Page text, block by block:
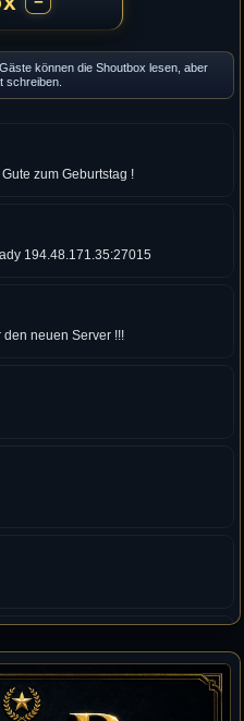
können die Shoutbox lesen, aber
schreiben.
zum Geburtstag !
194.48.171.35:27015
den neuen Server !!!